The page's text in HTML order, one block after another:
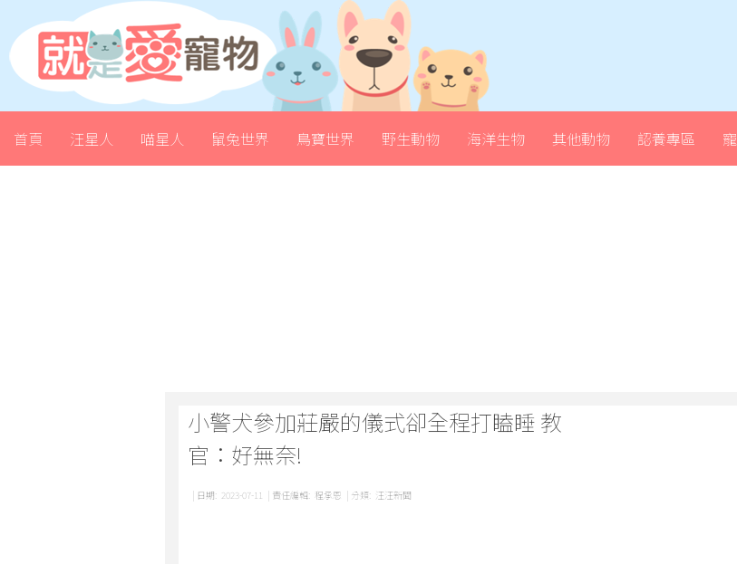
首頁 汪星人 喵星人 鼠兔世界 鳥寶世界 野生動物 海洋生物 其他動物 認養專區
小警犬參加莊嚴的儀式卻全程打瞌睡 教
官：好無奈!
| 日期: 2023-07-11 | 責任編輯: 程承恩 | 分類: 汪汪新聞